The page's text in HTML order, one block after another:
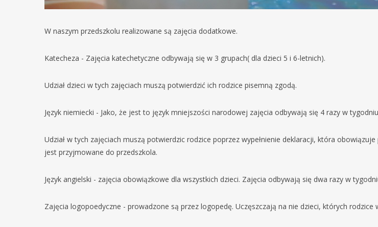
W naszym przedszkolu realizowane są zajęcia dodatkowe.
Katecheza - Zajęcia katechetyczne odbywają się w 3 grupach( dla dzieci 5 i 6-letnich).
Udział dzieci w tych zajęciach muszą potwierdzić ich rodzice pisemną zgodą.
Język niemiecki - Jako, że jest to język mniejszości narodowej zajęcia odbywają się 4 razy w
Udział w tych zajęciach muszą potwierdzic rodzice poprzez wypełnienie deklaracji, która
jest przyjmowane do przedszkola.
Język angielski - zajęcia obowiązkowe dla wszystkich dzieci. Zajęcia odbywają się dwa razy w
Zajęcia logopoedyczne - prowadzone są przez logopedę. Uczęszczają na nie dzieci, których rodzice